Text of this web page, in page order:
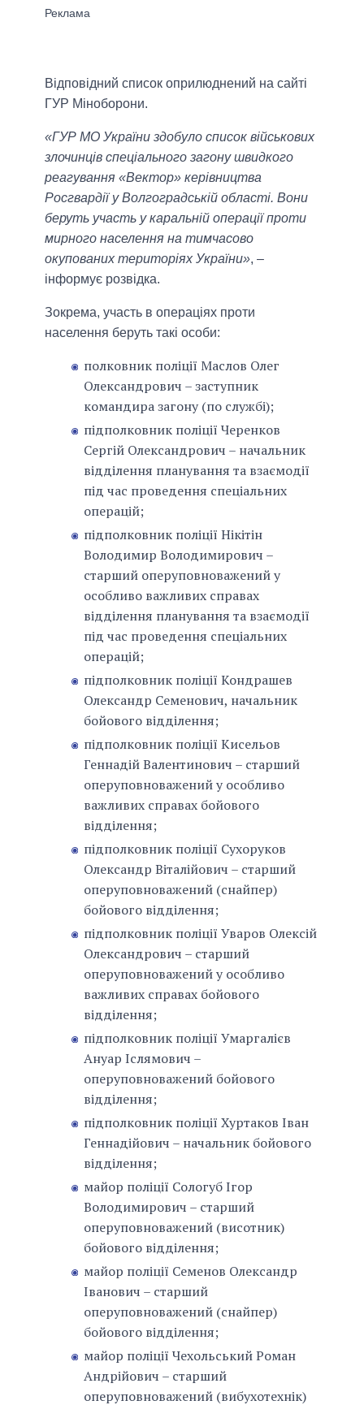
Відповідний список оприлюднений на сайті
ГУР Міноборони.
«ГУР МО України здобуло список військових
злочинців спеціального загону швидкого
реагування «Вектор» керівництва
Росгвардії у Волгоградській області. Вони
беруть участь у каральній операції проти
мирного населення на тимчасово
окупованих територіях України», –
інформує розвідка.
Зокрема, участь в операціях проти
населення беруть такі особи:
полковник поліції Маслов Олег
Олександрович – заступник
командира загону (по службі);
підполковник поліції Черенков
Сергій Олександрович – начальник
відділення планування та взаємодії
під час проведення спеціальних
операцій;
підполковник поліції Нікітін
Володимир Володимирович –
старший оперуповноважений у
особливо важливих справах
відділення планування та взаємодії
під час проведення спеціальних
операцій;
підполковник поліції Кондрашев
Олександр Семенович, начальник
бойового відділення;
підполковник поліції Кисельов
Геннадій Валентинович – старший
оперуповноважений у особливо
важливих справах бойового
відділення;
підполковник поліції Сухоруков
Олександр Віталійович – старший
оперуповноважений (снайпер)
бойового відділення;
підполковник поліції Уваров Олексій
Олександрович – старший
оперуповноважений у особливо
важливих справах бойового
відділення;
підполковник поліції Умаргалієв
Ануар Іслямович –
оперуповноважений бойового
відділення;
підполковник поліції Хуртаков Іван
Геннадійович – начальник бойового
відділення;
майор поліції Сологуб Ігор
Володимирович – старший
оперуповноважений (висотник)
бойового відділення;
майор поліції Семенов Олександр
Іванович – старший
оперуповноважений (снайпер)
бойового відділення;
майор поліції Чехольський Роман
Андрійович – старший
оперуповноважений (вибухотехнік)